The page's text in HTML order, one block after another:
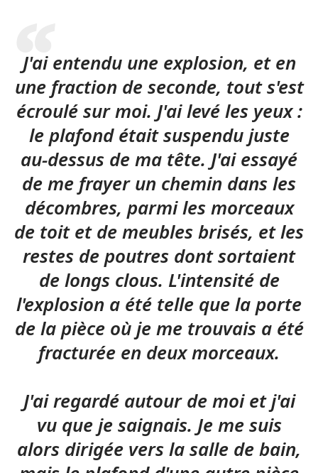
J'ai entendu une explosion, et en
une fraction de seconde, tout s'est
écroulé sur moi. J'ai levé les yeux :
le plafond était suspendu juste
au-dessus de ma tête. J'ai essayé
de me frayer un chemin dans les
décombres, parmi les morceaux
de toit et de meubles brisés, et les
restes de poutres dont sortaient
de longs clous. L'intensité de
l'explosion a été telle que la porte
de la pièce où je me trouvais a été
fracturée en deux morceaux.
J'ai regardé autour de moi et j'ai
vu que je saignais. Je me suis
alors dirigée vers la salle de bain,